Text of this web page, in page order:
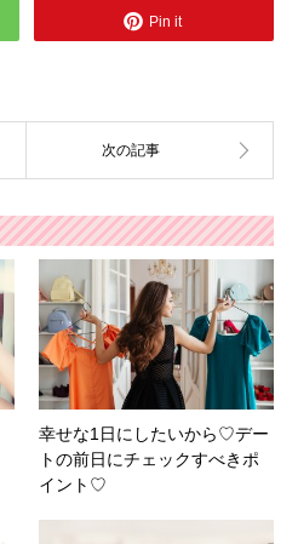
Pin it
幸せな1日にしたいから♡デー
トの前日にチェックすべきポ
イント♡